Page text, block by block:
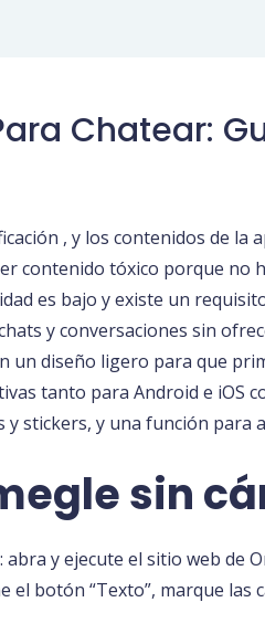
Chatear:
, y los contenidos de
contenido tóxico porque no
es bajo y existe un
y conversaciones sin
un diseño ligero para que
tanto para Android e iOS
stickers, y una función para
sin
abra y ejecute el sitio web
botón “Texto”, marque